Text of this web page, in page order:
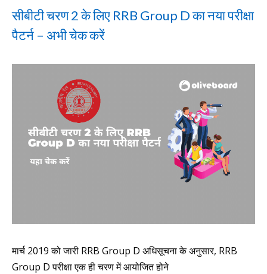
सीबीटी चरण 2 के लिए RRB Group D का नया परीक्षा
पैटर्न – अभी चेक करें
मार्च 2019 को जारी RRB Group D अधिसूचना के अनुसार, RRB
Group D परीक्षा एक ही चरण में आयोजित होने